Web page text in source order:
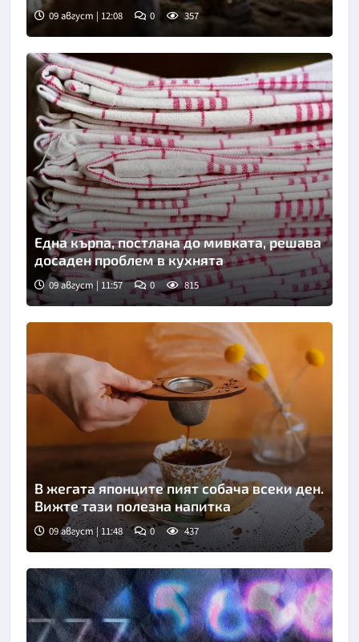
Снимка: БГНЕС
09 август | 12:08 0 357
Снимка: Пиксабей
Една кърпа, постлана до мивката, решава
досаден проблем в кухнята
09 август | 11:57 0 815
В жегата японците пият собача всеки ден.
Вижте тази полезна напитка
09 август | 11:48 0 437